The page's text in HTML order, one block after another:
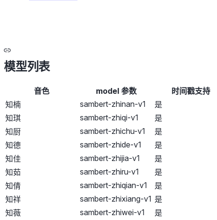
模型列表
音色 model 参数
时间戳支持
知楠
sambert-zhinan-v1
是
知琪
sambert-zhiqi-v1
是
知厨
sambert-zhichu-v1
是
知德
sambert-zhide-v1
是
知佳
sambert-zhijia-v1
是
知茹
sambert-zhiru-v1
是
知倩
sambert-zhiqian-v1
是
知祥
sambert-zhixiang-v1 是
知薇
sambert-zhiwei-v1
是